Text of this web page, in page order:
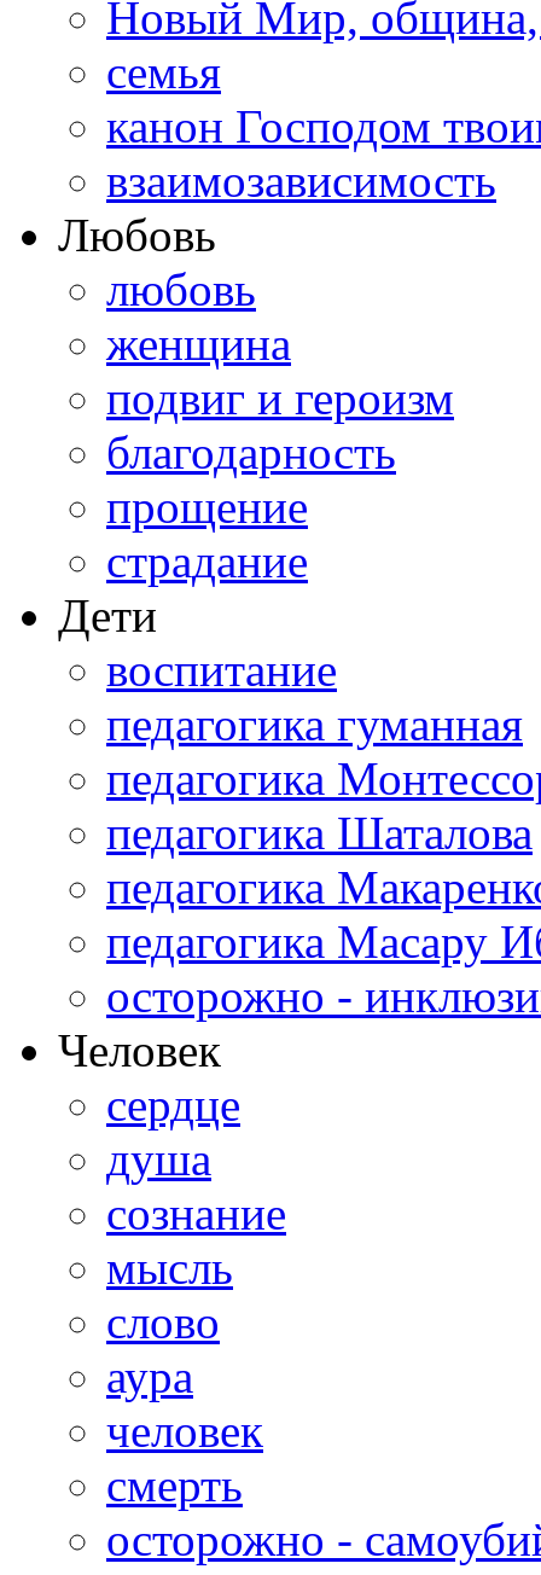
Новый Мир,
семья
канон Господом
взаимозависимость
Любовь
любовь
женщина
подвиг и героизм
благодарность
прощение
страдание
Дети
воспитание
педагогика гуманная
педагогика
педагогика Шаталова
педагогика
педагогика Масару
осторожно -
Человек
сердце
душа
сознание
мысль
слово
аура
человек
смерть
осторожно -